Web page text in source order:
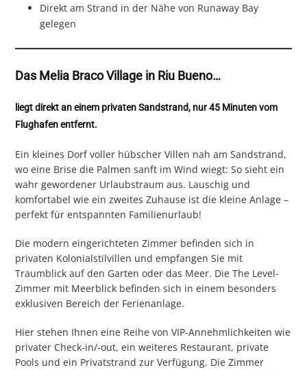
Direkt am Strand in der Nähe von Runaway Bay
gelegen
Das Melia Braco Village in Riu Bueno…
liegt direkt an einem privaten Sandstrand, nur 45 Minuten vom
Flughafen entfernt.
Ein kleines Dorf voller hübscher Villen nah am Sandstrand,
wo eine Brise die Palmen sanft im Wind wiegt: So sieht ein
wahr gewordener Urlaubstraum aus. Lauschig und
komfortabel wie ein zweites Zuhause ist die kleine Anlage –
perfekt für entspannten Familienurlaub!
Die modern eingerichteten Zimmer befinden sich in
privaten Kolonialstilvillen und empfangen Sie mit
Traumblick auf den Garten oder das Meer. Die The Level-
Zimmer mit Meerblick befinden sich in einem besonders
exklusiven Bereich der Ferienanlage.
Hier stehen Ihnen eine Reihe von VIP-Annehmlichkeiten wie
privater Check-in/-out, ein weiteres Restaurant, private
Pools und ein Privatstrand zur Verfügung. Die Zimmer